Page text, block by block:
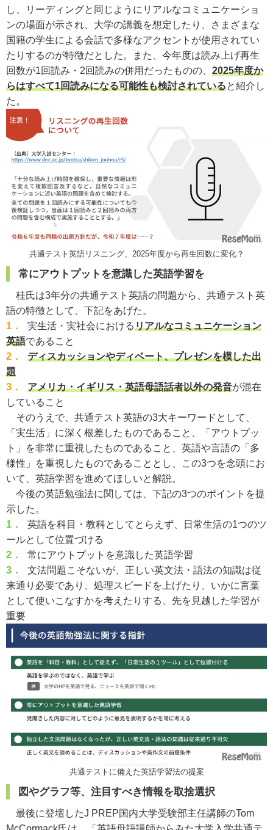
し、リーディングと同じようにリアルなコミュニケーショ
ンの場面が示され、大学の講義を想定したり、さまざまな
国籍の学生による会話で多様なアクセントが使用されてい
たりするのが特徴だとした。また、今年度は読み上げ再生
回数が1回読み・2回読みの併用だったものの、 2025年度か
らはすべて1回読みになる可能性も検討されていると紹介し
た。
共通テスト英語リスニング、2025年度から再生回数に変化？
常にアウトプットを意識した英語学習を
桂氏は3年分の共通テスト英語の問題から、共通テスト英
語の特徴として、下記をあげた。
1．
実生活・実社会におけるリアルなコミュニケーション
英語であること
2．
ディスカッションやディベート、プレゼンを模した出
題
3．
アメリカ・イギリス・英語母語話者以外の発音が混在
していること
そのうえで、共通テスト英語の3大キーワードとして、
「実生活」に深く根差したものであること、「アウトプッ
ト」を非常に重視したものであること、英語や言語の「多
様性」を重視したものであることとし、この3つを念頭にお
いて、英語学習を進めてほしいと解説。
今後の英語勉強法に関しては、下記の3つのポイントを提
示した。
1．
英語を科目・教科としてとらえず、日常生活の1つのツ
ールとして位置づける
2．
常にアウトプットを意識した英語学習
3．
文法問題こそないが、正しい英文法・語法の知識は従
来通り必要であり、処理スピードを上げたり、いかに言葉
として使いこなすかを考えたりする、先を見越した学習が
重要
共通テストに備えた英語学習法の提案
図やグラフ等、注目すべき情報を取捨選択
最後に登壇したJ PREP国内大学受験部主任講師のTom